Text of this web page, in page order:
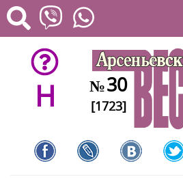
H №30
[1723]